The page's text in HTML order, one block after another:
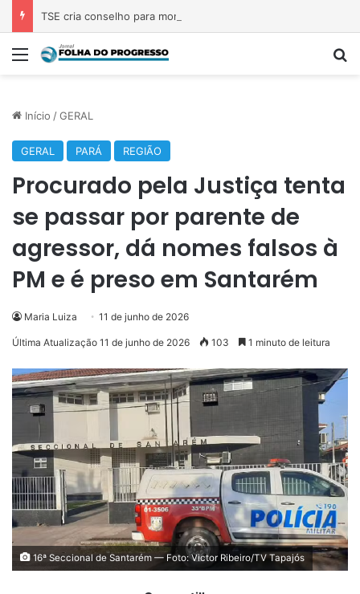
Menu
Início /GERAL
GERAL PARÁ REGIÃO
Procurado pela Justiça tenta
se passar por parente de
agressor, dá nomes falsos à
PM e é preso em Santarém
Maria Luiza 11 de junho de 2026
Última Atualização 11 de junho de 2026 103 1 minuto de leitura
16ª Seccional de Santarém — Foto: Victor Ribeiro/TV Tapajós